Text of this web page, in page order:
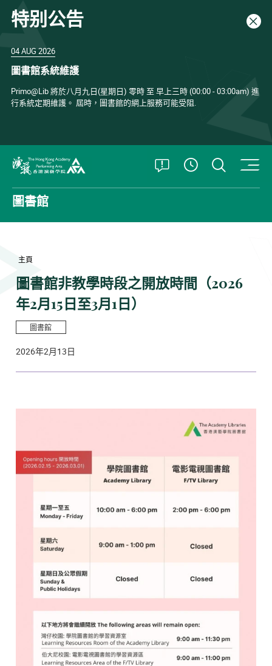
特别公告 關閉
04 AUG 2026
圖書館系統維護
Primo@Lib 將於八月九日(星期日) 零時 至 早上三時 (00:00 - 03:00am) 進
行系統定期維護。 屆時，圖書館的網上服務可能受阻.
打開特別公告
查看開放時
打開
圖書館
主頁
圖書館非教學時段之開放時間（2026
年2月15日至3月1日）
圖書館
2026年2月13日